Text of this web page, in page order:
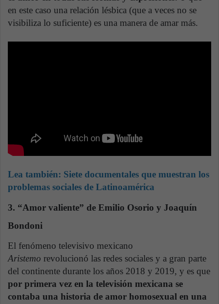
en este caso una relación lésbica (que a veces no se
visibiliza lo suficiente) es una manera de amar más.
Lea también: Siete documentales que muestran los
problemas sociales de Latinoamérica
3. “Amor valiente” de Emilio Osorio y Joaquín
Bondoni
El fenómeno televisivo mexicano
Aristemo revolucionó las redes sociales y a gran parte
del continente durante los años 2018 y 2019, y es que
por primera vez en la televisión mexicana se
contaba una historia de amor homosexual en una